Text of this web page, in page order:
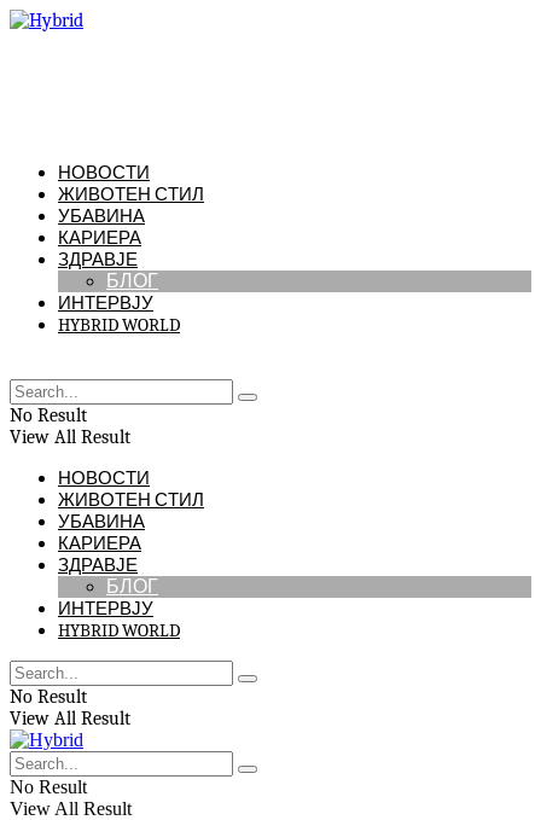
НОВОСТИ
ЖИВОТЕН СТИЛ
УБАВИНА
КАРИЕРА
ЗДРАВЈЕ
БЛОГ
ИНТЕРВЈУ
HYBRID WORLD
No Result
View All Result
НОВОСТИ
ЖИВОТЕН СТИЛ
УБАВИНА
КАРИЕРА
ЗДРАВЈЕ
БЛОГ
ИНТЕРВЈУ
HYBRID WORLD
No Result
View All Result
No Result
View All Result